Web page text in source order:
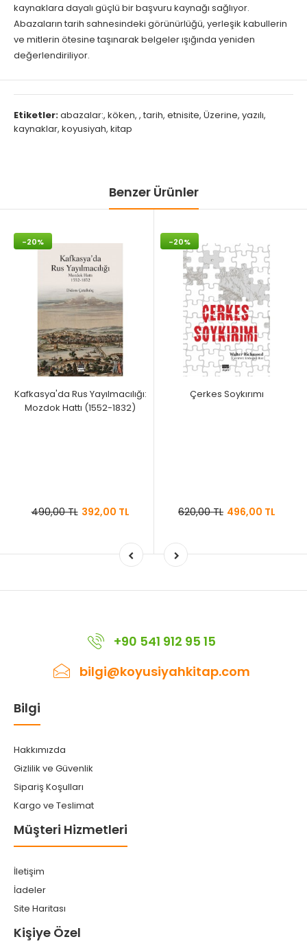
kaynaklara dayalı güçlü bir başvuru kaynağı sağlıyor.
Abazaların tarih sahnesindeki görünürlüğü, yerleşik kabullerin
ve mitlerin ötesine taşınarak belgeler ışığında yeniden
değerlendiriliyor.
Etiketler:abazalar:, köken, , tarih, etnisite, Üzerine, yazılı,
kaynaklar, koyusiyah, kitap
Benzer Ürünler
-20%
Kafkasya'da Rus Yayılmacılığı:
Mozdok Hattı (1552-1832)
490,00 TL 392,00 TL
-20%
Çerkes Soykırımı
620,00 TL 496,00 TL
+90 541 912 95 15
bilgi@koyusiyahkitap.com
Bilgi
Hakkımızda
Gizlilik ve Güvenlik
Sipariş Koşulları
Kargo ve Teslimat
Müşteri Hizmetleri
İletişim
İadeler
Site Haritası
Kişiye Özel